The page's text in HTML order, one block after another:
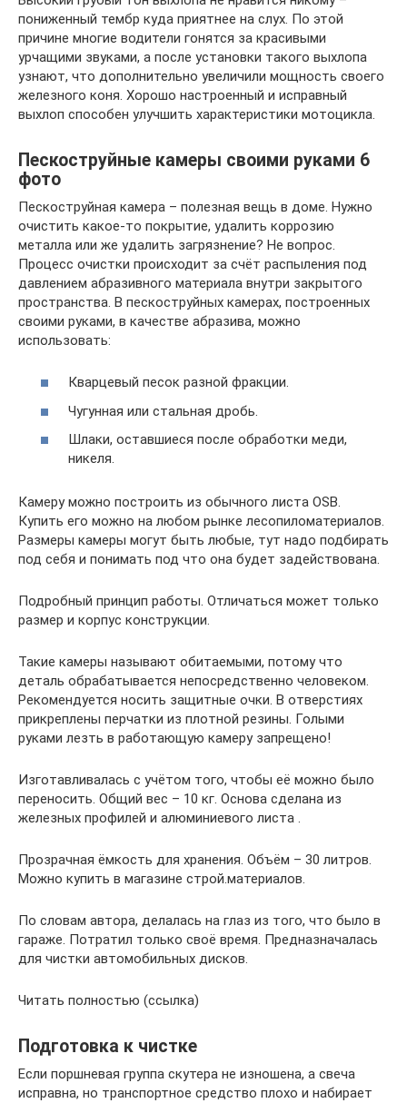
пониженный тембр куда приятнее на слух. По этой
причине многие водители гонятся за красивыми
урчащими звуками, а после установки такого выхлопа
узнают, что дополнительно увеличили мощность своего
железного коня. Хорошо настроенный и исправный
выхлоп способен улучшить характеристики мотоцикла.
Пескоструйные камеры своими руками 6
фото
Пескоструйная камера – полезная вещь в доме. Нужно
очистить какое-то покрытие, удалить коррозию
металла или же удалить загрязнение? Не вопрос.
Процесс очистки происходит за счёт распыления под
давлением абразивного материала внутри закрытого
пространства. В пескоструйных камерах, построенных
своими руками, в качестве абразива, можно
использовать:
Кварцевый песок разной фракции.
Чугунная или стальная дробь.
Шлаки, оставшиеся после обработки меди,
никеля.
Камеру можно построить из обычного листа OSB.
Купить его можно на любом рынке лесопиломатериалов.
Размеры камеры могут быть любые, тут надо подбирать
под себя и понимать под что она будет задействована.
Подробный принцип работы. Отличаться может только
размер и корпус конструкции.
Такие камеры называют обитаемыми, потому что
деталь обрабатывается непосредственно человеком.
Рекомендуется носить защитные очки. В отверстиях
прикреплены перчатки из плотной резины. Голыми
руками лезть в работающую камеру запрещено!
Изготавливалась с учётом того, чтобы её можно было
переносить. Общий вес – 10 кг. Основа сделана из
железных профилей и алюминиевого листа .
Прозрачная ёмкость для хранения. Объём – 30 литров.
Можно купить в магазине строй.материалов.
По словам автора, делалась на глаз из того, что было в
гараже. Потратил только своё время. Предназначалась
для чистки автомобильных дисков.
Читать полностью (ссылка)
Подготовка к чистке
Если поршневая группа скутера не изношена, а свеча
исправна, но транспортное средство плохо и набирает